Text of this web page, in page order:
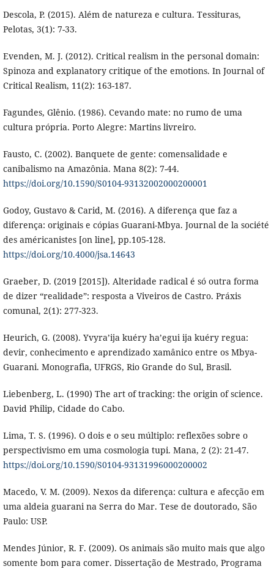
Descola, P. (2015). Além de natureza e cultura. Tessituras,
Pelotas, 3(1): 7-33.
Evenden, M. J. (2012). Critical realism in the personal domain:
Spinoza and explanatory critique of the emotions. In Journal of
Critical Realism, 11(2): 163-187.
Fagundes, Glênio. (1986). Cevando mate: no rumo de uma
cultura própria. Porto Alegre: Martins livreiro.
Fausto, C. (2002). Banquete de gente: comensalidade e
canibalismo na Amazônia. Mana 8(2): 7-44.
https://doi.org/10.1590/S0104-93132002000200001
Godoy, Gustavo & Carid, M. (2016). A diferença que faz a
diferença: originais e cópias Guarani-Mbya. Journal de la société
des américanistes [on line], pp.105-128.
https://doi.org/10.4000/jsa.14643
Graeber, D. (2019 [2015]). Alteridade radical é só outra forma
de dizer “realidade”: resposta a Viveiros de Castro. Práxis
comunal, 2(1): 277-323.
Heurich, G. (2008). Yvyra’ija kuéry ha’egui ija kuéry regua:
devir, conhecimento e aprendizado xamânico entre os Mbya-
Guarani. Monografia, UFRGS, Rio Grande do Sul, Brasil.
Liebenberg, L. (1990) The art of tracking: the origin of science.
David Philip, Cidade do Cabo.
Lima, T. S. (1996). O dois e o seu múltiplo: reflexões sobre o
perspectivismo em uma cosmologia tupi. Mana, 2 (2): 21-47.
https://doi.org/10.1590/S0104-93131996000200002
Macedo, V. M. (2009). Nexos da diferença: cultura e afecção em
uma aldeia guarani na Serra do Mar. Tese de doutorado, São
Paulo: USP.
Mendes Júnior, R. F. (2009). Os animais são muito mais que algo
somente bom para comer. Dissertação de Mestrado, Programa